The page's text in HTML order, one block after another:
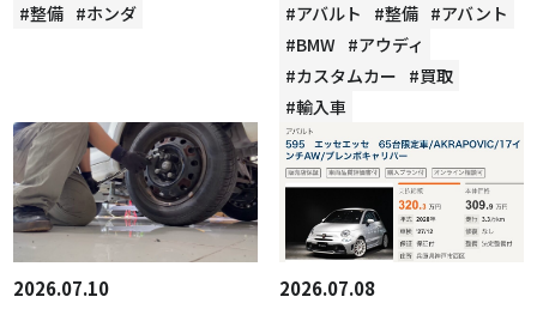
#整備 #ホンダ #アバルト #整備 #アバント
#BMW #アウディ
#カスタムカー #買取
#輸入車
2026.07.10
2026.07.08